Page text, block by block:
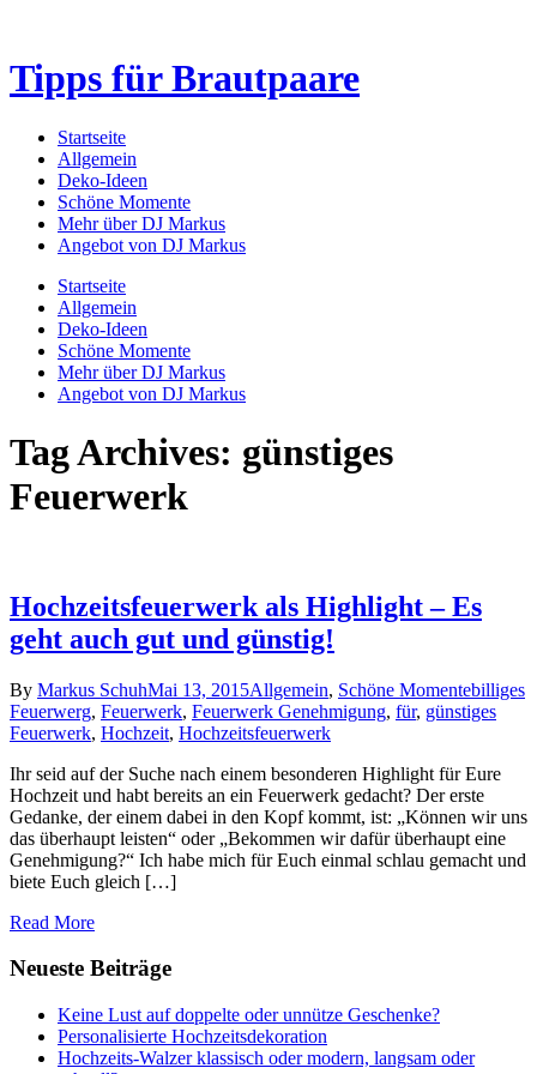
Tipps für Brautpaare
Startseite
Allgemein
Deko-Ideen
Schöne Momente
Mehr über DJ Markus
Angebot von DJ Markus
Startseite
Allgemein
Deko-Ideen
Schöne Momente
Mehr über DJ Markus
Angebot von DJ Markus
Tag Archives: günstiges
Feuerwerk
Hochzeitsfeuerwerk als Highlight – Es
geht auch gut und günstig!
By Markus SchuhMai 13, 2015Allgemein, Schöne Momentebilliges
Feuerwerg, Feuerwerk, Feuerwerk Genehmigung, für, günstiges
Feuerwerk, Hochzeit, Hochzeitsfeuerwerk
Ihr seid auf der Suche nach einem besonderen Highlight für Eure
Hochzeit und habt bereits an ein Feuerwerk gedacht? Der erste
Gedanke, der einem dabei in den Kopf kommt, ist: „Können wir uns
das überhaupt leisten“ oder „Bekommen wir dafür überhaupt eine
Genehmigung?“ Ich habe mich für Euch einmal schlau gemacht und
biete Euch gleich […]
Read More
Neueste Beiträge
Keine Lust auf doppelte oder unnütze Geschenke?
Personalisierte Hochzeitsdekoration
Hochzeits-Walzer klassisch oder modern, langsam oder